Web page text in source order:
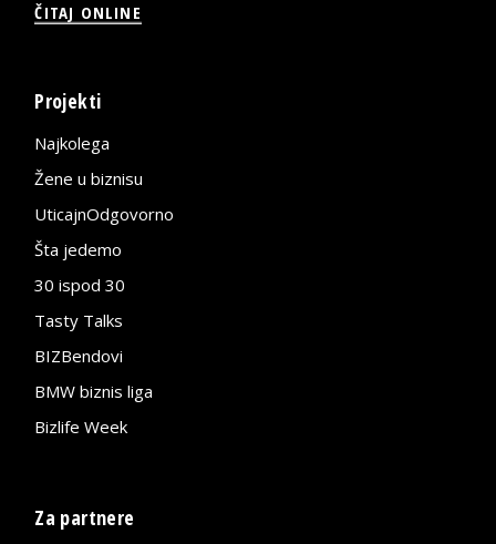
ČITAJ ONLINE
Projekti
Najkolega
Žene u biznisu
UticajnOdgovorno
Šta jedemo
30 ispod 30
Tasty Talks
BIZBendovi
BMW biznis liga
Bizlife Week
Za partnere